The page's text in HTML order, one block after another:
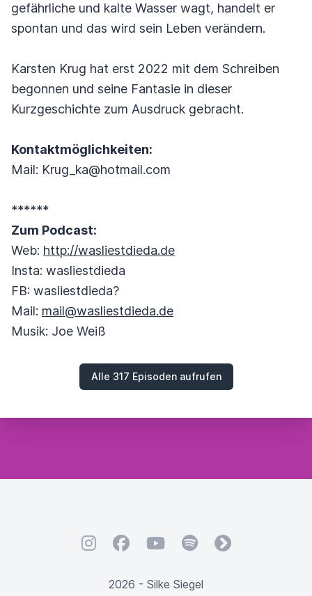
gefährliche und kalte Wasser wagt, handelt er
spontan und das wird sein Leben verändern.
Karsten Krug hat erst 2022 mit dem Schreiben
begonnen und seine Fantasie in dieser
Kurzgeschichte zum Ausdruck gebracht.
Kontaktmöglichkeiten:
Mail: Krug_ka@hotmail.com
******
Zum Podcast:
Web: http://wasliestdieda.de
Insta: wasliestdieda
FB: wasliestdieda?
Mail: mail@wasliestdieda.de
Musik: Joe Weiß
Alle 317 Episoden aufrufen
InstagramFacebookYouTubeSpotifyfyyd
2026 - Silke Siegel